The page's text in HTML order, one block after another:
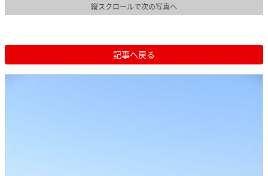
縦スクロールで次の写真へ
記事へ戻る